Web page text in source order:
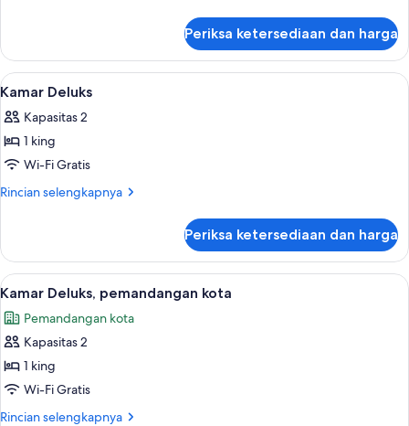
Suite
Royal
Periksa ketersediaan dan harga
Lihat
semua
foto
untuk
Kamar
Deluks
Seprai premium, tempat tidur Select
4
Kamar Deluks
Kapasitas 2
1 king
Wi-Fi Gratis
Rincian selengkapnya
Rincian
Kamar
Deluks
Periksa ketersediaan dan harga
Lihat
semua
foto
untuk
Kamar
Deluks,
pemandangan
Seprai premium, tempat tidur Select
6
Kamar Deluks, pemandangan kota
Pemandangan kota
Kapasitas 2
1 king
Wi-Fi Gratis
Rincian selengkapnya
Rincian